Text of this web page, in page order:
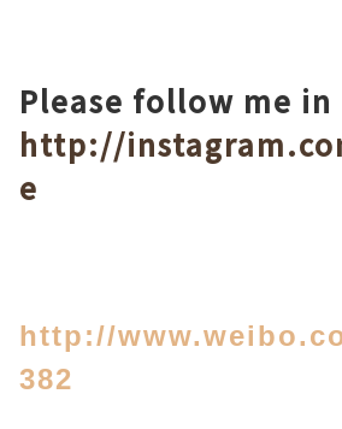
Please follow me
http://
e
http://
382